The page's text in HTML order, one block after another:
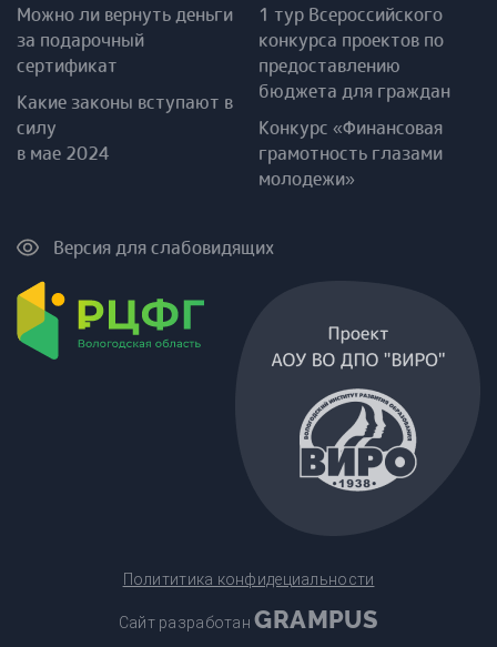
Можно ли вернуть деньги
за подарочный
сертификат
Какие законы вступают в
силу
в мае 2024
1 тур Всероссийского
конкурса проектов по
предоставлению
бюджета для граждан
Конкурс «Финансовая
грамотность глазами
молодежи»
Версия для слабовидящих
Полититика конфидециальности
Сайт разработанGRAMPUS